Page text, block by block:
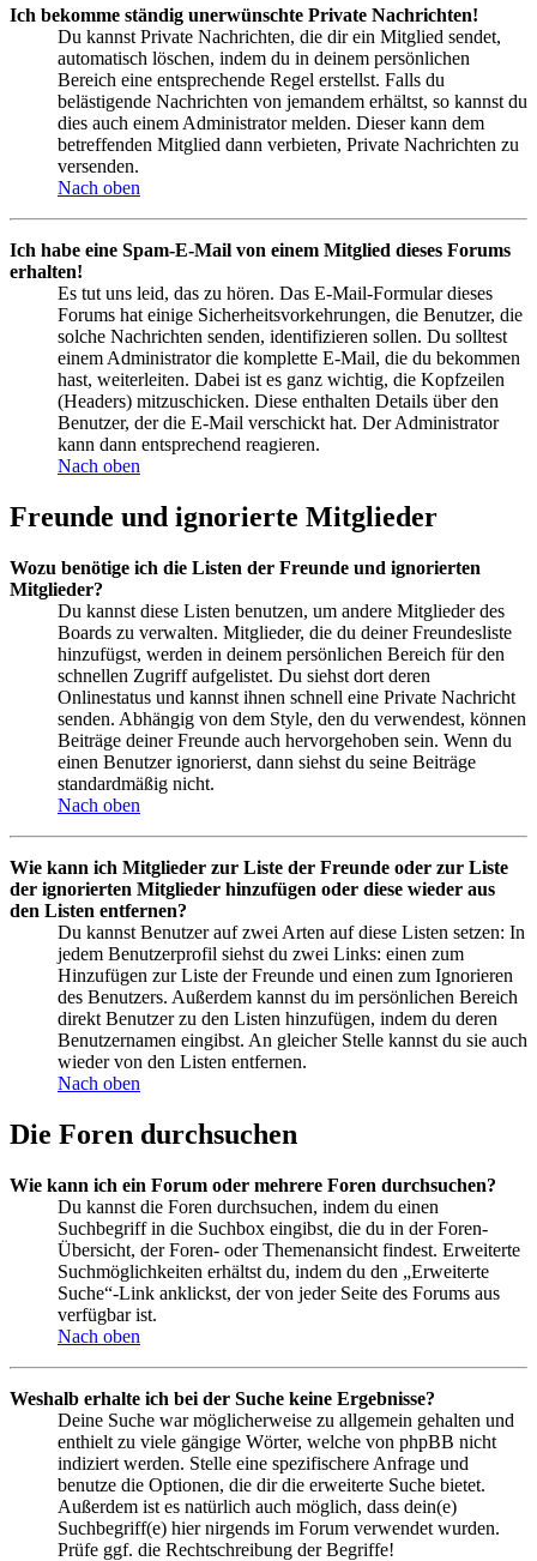
Ich bekomme ständig unerwünschte Private Nachrichten!
Du kannst Private Nachrichten, die dir ein Mitglied sendet,
automatisch löschen, indem du in deinem persönlichen
Bereich eine entsprechende Regel erstellst. Falls du
belästigende Nachrichten von jemandem erhältst, so kannst du
dies auch einem Administrator melden. Dieser kann dem
betreffenden Mitglied dann verbieten, Private Nachrichten zu
versenden.
Nach oben
Ich habe eine Spam-E-Mail von einem Mitglied dieses Forums
erhalten!
Es tut uns leid, das zu hören. Das E-Mail-Formular dieses
Forums hat einige Sicherheitsvorkehrungen, die Benutzer, die
solche Nachrichten senden, identifizieren sollen. Du solltest
einem Administrator die komplette E-Mail, die du bekommen
hast, weiterleiten. Dabei ist es ganz wichtig, die Kopfzeilen
(Headers) mitzuschicken. Diese enthalten Details über den
Benutzer, der die E-Mail verschickt hat. Der Administrator
kann dann entsprechend reagieren.
Nach oben
Freunde und ignorierte Mitglieder
Wozu benötige ich die Listen der Freunde und ignorierten
Mitglieder?
Du kannst diese Listen benutzen, um andere Mitglieder des
Boards zu verwalten. Mitglieder, die du deiner Freundesliste
hinzufügst, werden in deinem persönlichen Bereich für den
schnellen Zugriff aufgelistet. Du siehst dort deren
Onlinestatus und kannst ihnen schnell eine Private Nachricht
senden. Abhängig von dem Style, den du verwendest, können
Beiträge deiner Freunde auch hervorgehoben sein. Wenn du
einen Benutzer ignorierst, dann siehst du seine Beiträge
standardmäßig nicht.
Nach oben
Wie kann ich Mitglieder zur Liste der Freunde oder zur Liste
der ignorierten Mitglieder hinzufügen oder diese wieder aus
den Listen entfernen?
Du kannst Benutzer auf zwei Arten auf diese Listen setzen: In
jedem Benutzerprofil siehst du zwei Links: einen zum
Hinzufügen zur Liste der Freunde und einen zum Ignorieren
des Benutzers. Außerdem kannst du im persönlichen Bereich
direkt Benutzer zu den Listen hinzufügen, indem du deren
Benutzernamen eingibst. An gleicher Stelle kannst du sie auch
wieder von den Listen entfernen.
Nach oben
Die Foren durchsuchen
Wie kann ich ein Forum oder mehrere Foren durchsuchen?
Du kannst die Foren durchsuchen, indem du einen
Suchbegriff in die Suchbox eingibst, die du in der Foren-
Übersicht, der Foren- oder Themenansicht findest. Erweiterte
Suchmöglichkeiten erhältst du, indem du den „Erweiterte
Suche“-Link anklickst, der von jeder Seite des Forums aus
verfügbar ist.
Nach oben
Weshalb erhalte ich bei der Suche keine Ergebnisse?
Deine Suche war möglicherweise zu allgemein gehalten und
enthielt zu viele gängige Wörter, welche von phpBB nicht
indiziert werden. Stelle eine spezifischere Anfrage und
benutze die Optionen, die dir die erweiterte Suche bietet.
Außerdem ist es natürlich auch möglich, dass dein(e)
Suchbegriff(e) hier nirgends im Forum verwendet wurden.
Prüfe ggf. die Rechtschreibung der Begriffe!